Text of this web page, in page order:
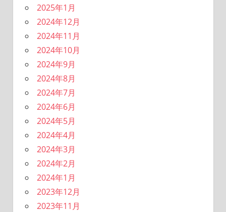
2025年1月
2024年12月
2024年11月
2024年10月
2024年9月
2024年8月
2024年7月
2024年6月
2024年5月
2024年4月
2024年3月
2024年2月
2024年1月
2023年12月
2023年11月